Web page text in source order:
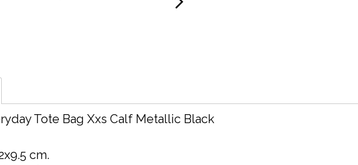
Tote Bag Xxs Calf Metallic Black
cm.